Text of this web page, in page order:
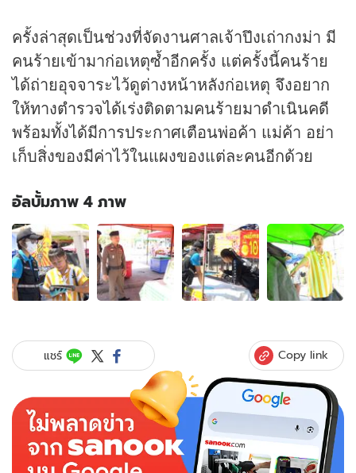
ครั้งล่าสุดเป็นช่วงที่จัดงานศาลเจ้าปึงเถ่ากงม่า มี
คนร้ายเข้ามาก่อเหตุซ้ำอีกครั้ง แต่ครั้งนี้คนร้าย
ได้ถ่ายอุจจาระไว้ดูต่างหน้าหลังก่อเหตุ จึงอยาก
ให้ทางตำรวจได้เร่งติดตามคนร้ายมาดำเนินคดี
พร้อมทั้งได้มีการประกาศเตือนพ่อค้า แม่ค้า อย่า
เก็บสิ่งของมีค่าไว้ในแผงของแต่ละคนอีกด้วย
อัลบั้มภาพ 4 ภาพ
อัลบั้ม
ภาพ
4
ภาพ
ของ
โจร
แสบ
ของ
แม่ค้า
ตลาด
แชร์ Copy link